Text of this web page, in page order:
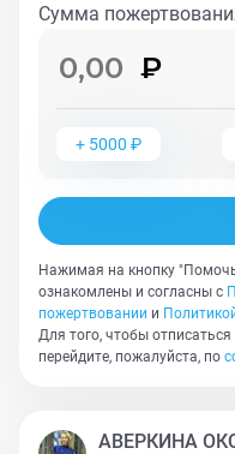
же не главное в жизни.
способность любить
что, если Вы ищете
399-37-11.
Сумма
+ 5000 ₽
Нажимая на кнопку
ознакомлены и согласны с
пожертвовании и
Для того, чтобы
перейдите, пожалуйста, по
АВЕРКИНА